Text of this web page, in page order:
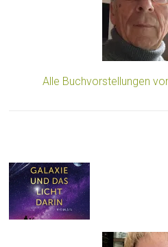
Alle Buchvorstellungen